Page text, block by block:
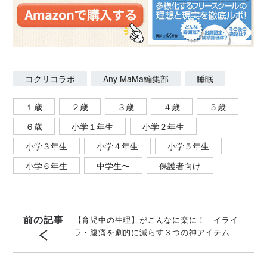
コクリコラボ Any MaMa編集部 睡眠
１歳 ２歳 ３歳 ４歳
５歳
６歳
小学１年生
小学２年生
小学３年生
小学４年生
小学５年生
小学６年生
中学生〜 保護者向け
前の記事
【育児中の生理】がこんなに楽に！ イライ
ラ・腹痛を劇的に減らす３つの神アイテム